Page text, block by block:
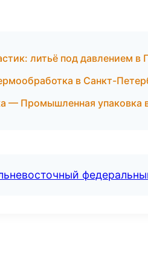
литьё под давлением в
в Санкт-
— Промышленная упаковка